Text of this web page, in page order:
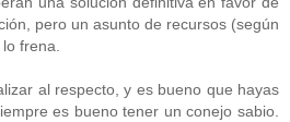
pero un asunto de recursos (según
frena.
al respecto, y es bueno que hayas
es bueno tener un conejo sabio.